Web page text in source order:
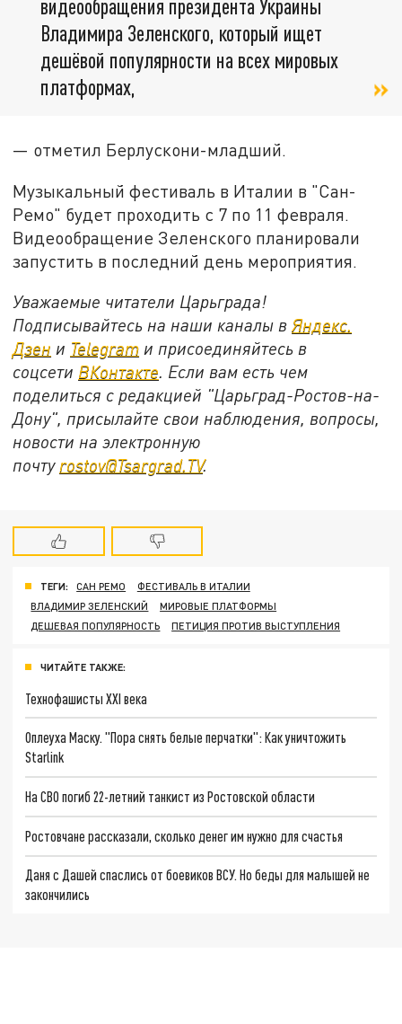
видеообращения президента Украины
Владимира Зеленского, который ищет
дешёвой популярности на всех мировых
платформах,
— отметил Берлускони-младший.
Музыкальный фестиваль в Италии в "Сан-
Ремо" будет проходить с 7 по 11 февраля.
Видеообращение Зеленского планировали
запустить в последний день мероприятия.
Уважаемые читатели Царьграда!
Подписывайтесь на наши каналы вЯндекс.
Дзен и Telegram и присоединяйтесь в
соцсети ВКонтакте. Если вам есть чем
поделиться с редакцией "Царьград-Ростов-на-
Дону", присылайте свои наблюдения, вопросы,
новости на электронную
почту rostov@Tsargrad.ТV.
ТЕГИ: САН РЕМО
ФЕСТИВАЛЬ В ИТАЛИИ
ВЛАДИМИР ЗЕЛЕНСКИЙ
МИРОВЫЕ ПЛАТФОРМЫ
ДЕШЕВАЯ ПОПУЛЯРНОСТЬ
ПЕТИЦИЯ ПРОТИВ ВЫСТУПЛЕНИЯ
ЧИТАЙТЕ ТАКЖЕ:
Технофашисты XXI века
Оплеуха Маску. "Пора снять белые перчатки": Как уничтожить
Starlink
На СВО погиб 22-летний танкист из Ростовской области
Ростовчане рассказали, сколько денег им нужно для счастья
Даня с Дашей спаслись от боевиков ВСУ. Но беды для малышей не
закончились